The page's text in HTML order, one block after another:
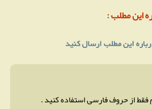
این مطلب :
فقط از حروف فارسی استفاده کنید .